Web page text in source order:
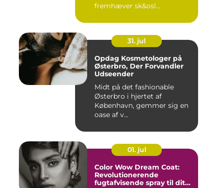
fremhæver sk&osl...
31. jul
Opdag Kosmetologer på
Østerbro, Der Forvandler
Udseender
Midt på det fashionable
Østerbro i hjertet af
København, gemmer sig en
oase af v...
01. jul
Color Wow Dream Coat:
Revolutionerende
fugtafvisende spray til dit